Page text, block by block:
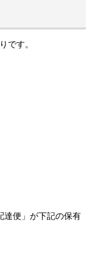
です。
達便」が下記の保有